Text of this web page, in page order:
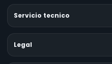
Servicio tecnico
Legal